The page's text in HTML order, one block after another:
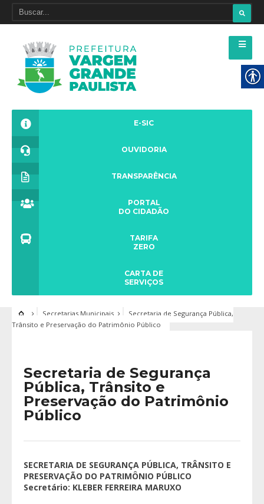
E-SIC
OUVIDORIA
TRANSPARÊNCIA
PORTAL
DO CIDADÃO
TARIFA
ZERO
CARTA DE
SERVIÇOS
Secretarias Municipais
Secretaria de Segurança Pública,
Trânsito e Preservação do Patrimônio Público
Secretaria de Segurança
Pública, Trânsito e
Preservação do Patrimônio
Público
SECRETARIA DE SEGURANÇA PÚBLICA, TRÂNSITO E
PRESERVAÇÃO DO PATRIMÔNIO PÚBLICO
Secretário: KLEBER FERREIRA MARUXO